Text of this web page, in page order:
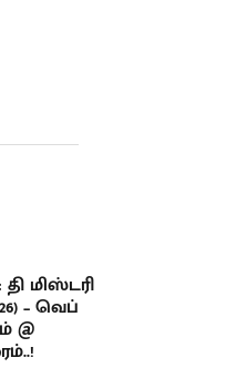
மிஸ்டரி
– வெப்
@